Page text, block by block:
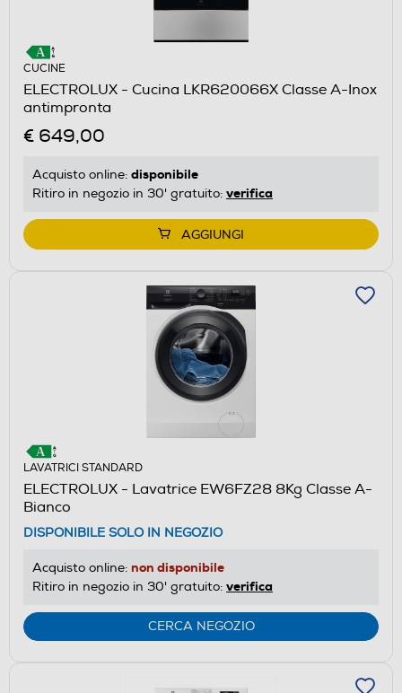
CUCINE
ELECTROLUX - Cucina LKR620066X Classe A-Inox
antimpronta
€ 649,00
Acquisto online: disponibile
Ritiro in negozio in 30' gratuito: verifica
AGGIUNGI
LAVATRICI STANDARD
ELECTROLUX - Lavatrice EW6FZ28 8Kg Classe A-
Bianco
DISPONIBILE SOLO IN NEGOZIO
Acquisto online: non disponibile
Ritiro in negozio in 30' gratuito: verifica
CERCA NEGOZIO